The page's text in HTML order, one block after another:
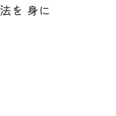
を 身に